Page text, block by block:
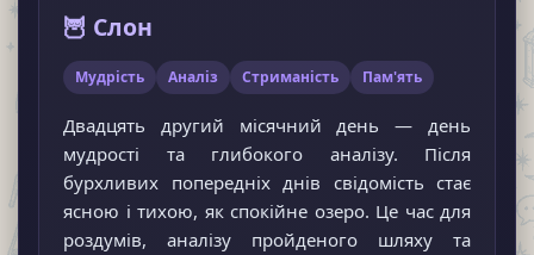
🦉 Слон
Мудрість Аналіз Стриманість Пам'ять
Двадцять другий місячний день — день
мудрості та глибокого аналізу. Після
бурхливих попередніх днів свідомість стає
ясною і тихою, як спокійне озеро. Це час для
роздумів, аналізу пройденого шляху та